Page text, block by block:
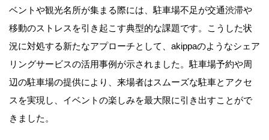
ベントや観光名所が集まる際には、駐車場不足が交通渋滞や
移動のストレスを引き起こす典型的な課題です。こうした状
況に対処する新たなアプローチとして、akippaのようなシェア
リングサービスの活用事例が示されました。駐車場予約や周
辺の駐車場の提供により、来場者はスムーズな駐車とアクセ
スを実現し、イベントの楽しみを最大限に引き出すことがで
きました。